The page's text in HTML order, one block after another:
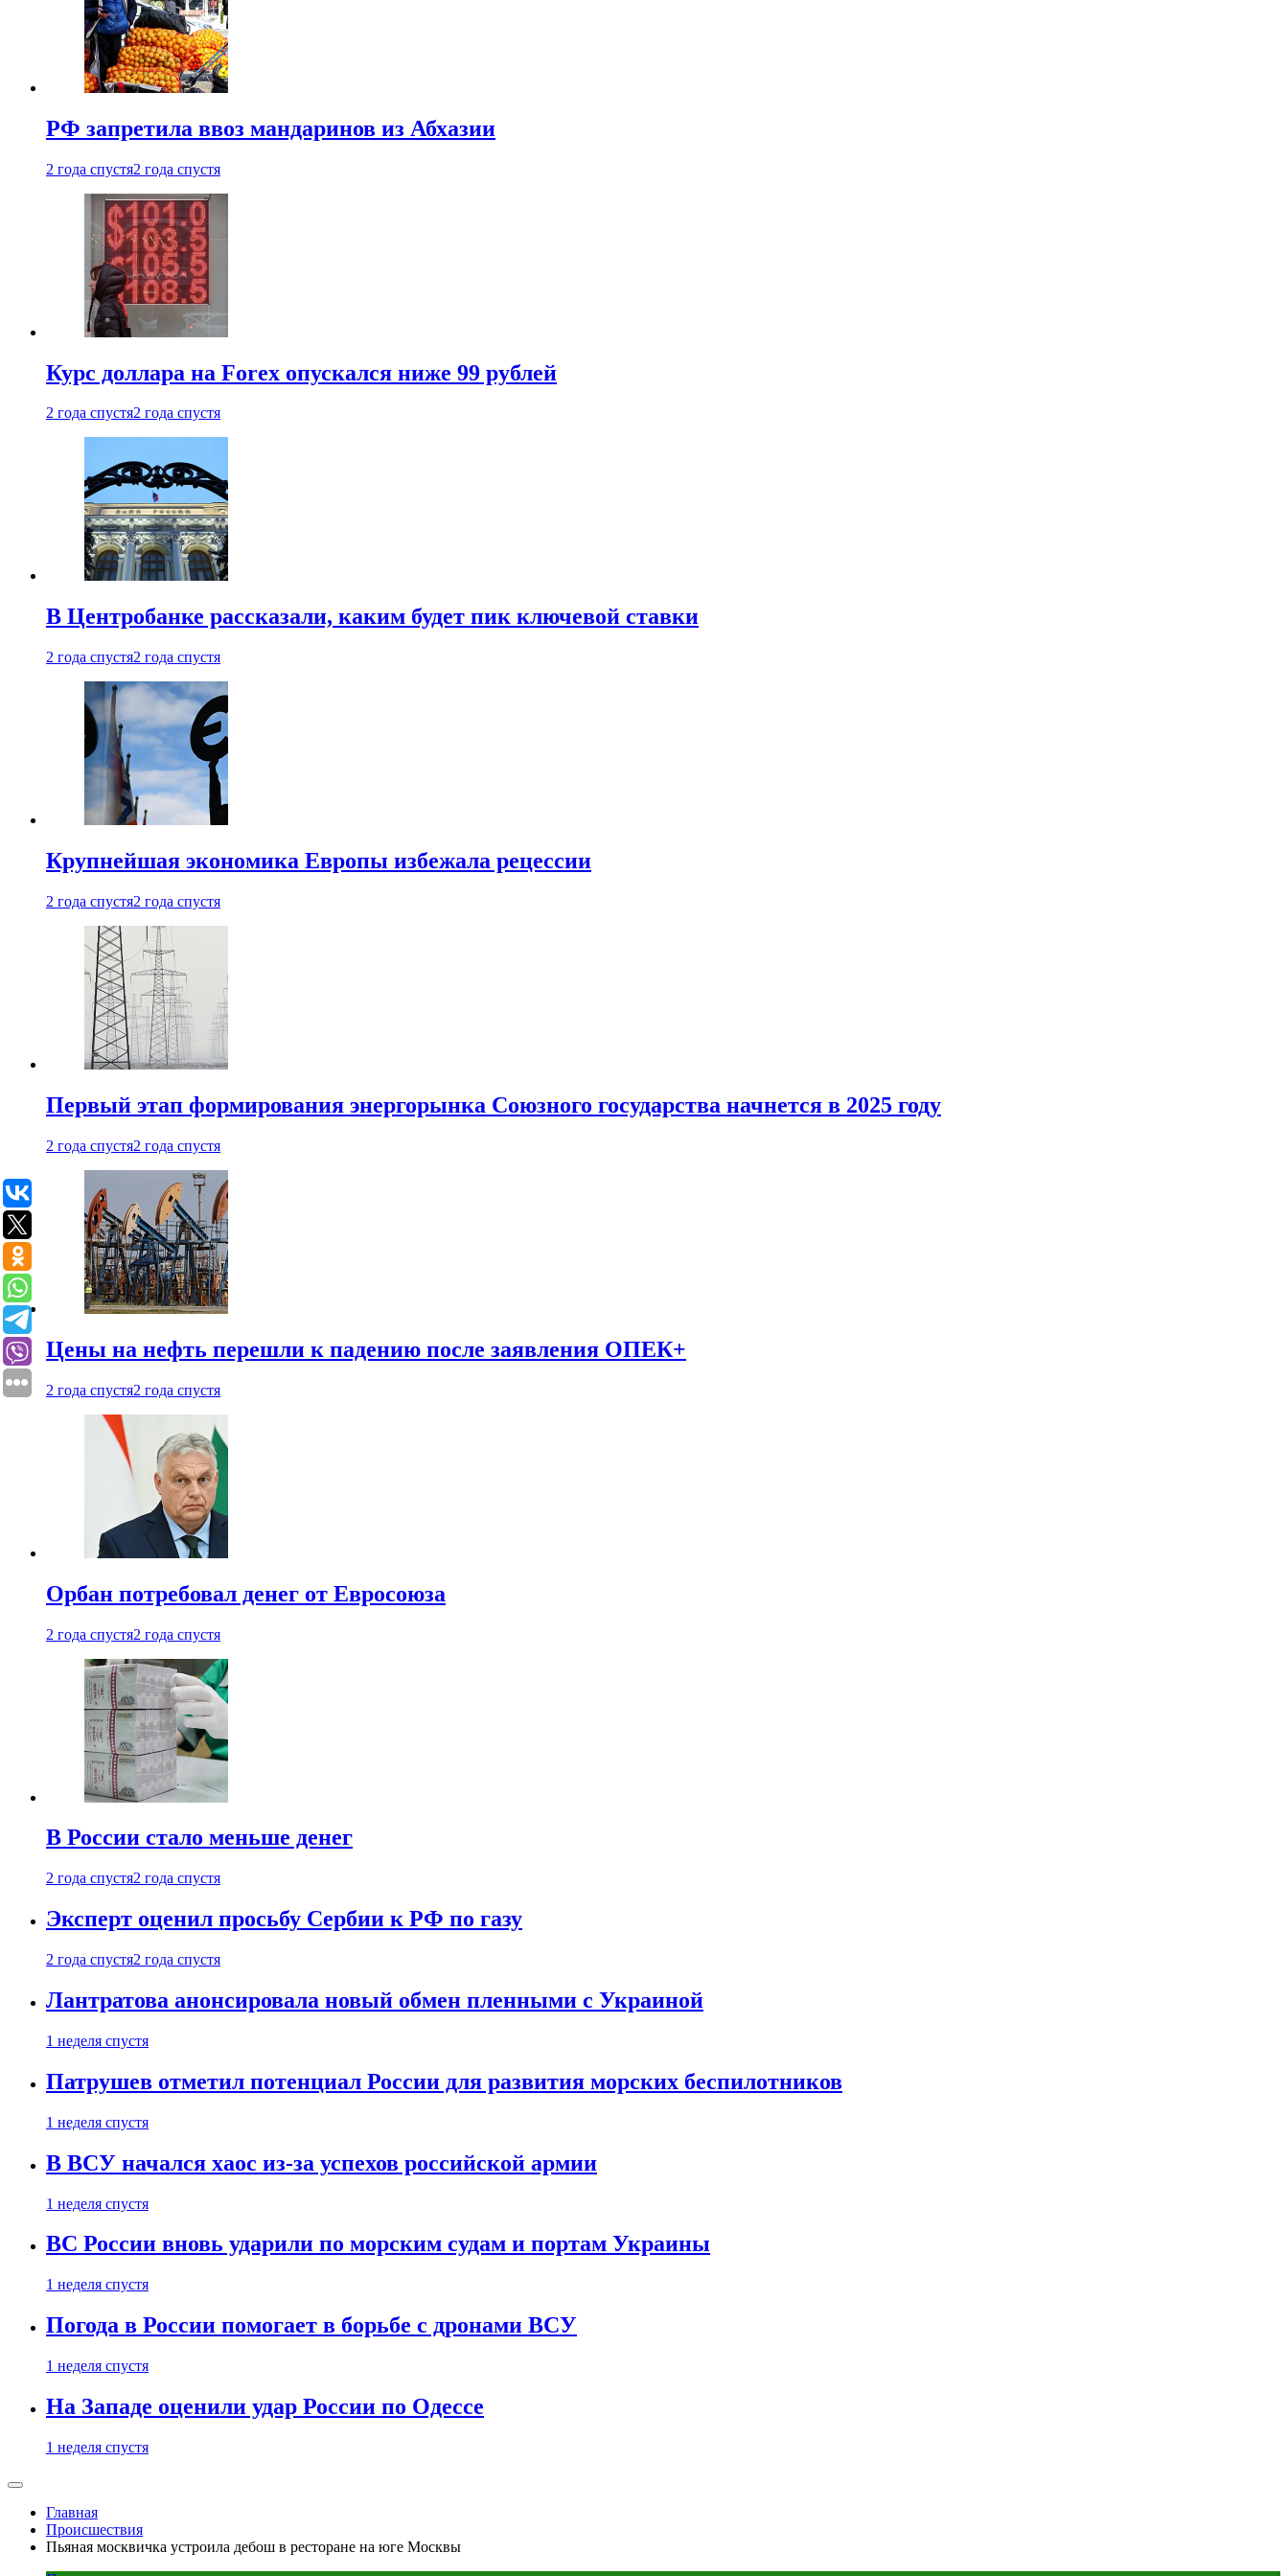
РФ запретила ввоз мандаринов из Абхазии
2 года спустя2 года спустя
Курс доллара на Forex опускался ниже 99 рублей
2 года спустя2 года спустя
В Центробанке рассказали, каким будет пик ключевой ставки
2 года спустя2 года спустя
Крупнейшая экономика Европы избежала рецессии
2 года спустя2 года спустя
Первый этап формирования энергорынка Союзного государства начнется в 2025 году
2 года спустя2 года спустя
Цены на нефть перешли к падению после заявления ОПЕК+
2 года спустя2 года спустя
Орбан потребовал денег от Евросоюза
2 года спустя2 года спустя
В России стало меньше денег
2 года спустя2 года спустя
Эксперт оценил просьбу Сербии к РФ по газу
2 года спустя2 года спустя
Лантратова анонсировала новый обмен пленными с Украиной
1 неделя спустя
Патрушев отметил потенциал России для развития морских беспилотников
1 неделя спустя
В ВСУ начался хаос из-за успехов российской армии
1 неделя спустя
ВС России вновь ударили по морским судам и портам Украины
1 неделя спустя
Погода в России помогает в борьбе с дронами ВСУ
1 неделя спустя
На Западе оценили удар России по Одессе
1 неделя спустя
Главная
Происшествия
Пьяная москвичка устроила дебош в ресторане на юге Москвы